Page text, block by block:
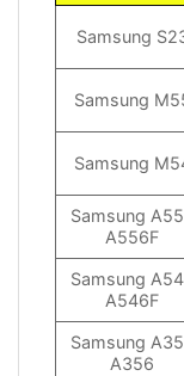
Samsung
Samsung
Samsung
Samsung
A556F
Samsung
A546F
Samsung
A356